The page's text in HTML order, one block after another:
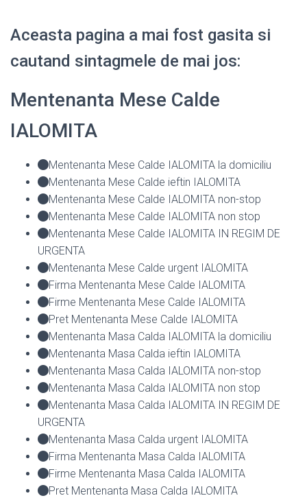
Aceasta pagina a mai fost gasita si
cautand sintagmele de mai jos:
Mentenanta Mese Calde
IALOMITA
Mentenanta Mese Calde IALOMITA la domiciliu
Mentenanta Mese Calde ieftin IALOMITA
Mentenanta Mese Calde IALOMITA non-stop
Mentenanta Mese Calde IALOMITA non stop
Mentenanta Mese Calde IALOMITA IN REGIM DE
URGENTA
Mentenanta Mese Calde urgent IALOMITA
Firma Mentenanta Mese Calde IALOMITA
Firme Mentenanta Mese Calde IALOMITA
Pret Mentenanta Mese Calde IALOMITA
Mentenanta Masa Calda IALOMITA la domiciliu
Mentenanta Masa Calda ieftin IALOMITA
Mentenanta Masa Calda IALOMITA non-stop
Mentenanta Masa Calda IALOMITA non stop
Mentenanta Masa Calda IALOMITA IN REGIM DE
URGENTA
Mentenanta Masa Calda urgent IALOMITA
Firma Mentenanta Masa Calda IALOMITA
Firme Mentenanta Masa Calda IALOMITA
Pret Mentenanta Masa Calda IALOMITA